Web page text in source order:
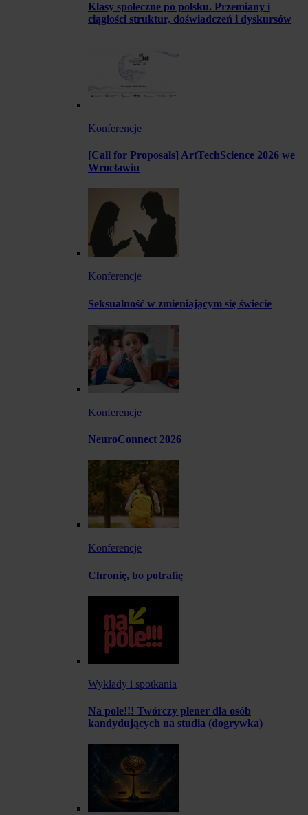
Klasy społeczne po polsku. Przemiany i
ciągłości struktur, doświadczeń i dyskursów
Konferencje
[Call for Proposals] ArtTechScience 2026 we
Wrocławiu
Konferencje
Seksualność w zmieniającym się świecie
Konferencje
NeuroConnect 2026
Konferencje
Chronię, bo potrafię
Wykłady i spotkania
Na pole!!! Twórczy plener dla osób
kandydujących na studia (dogrywka)